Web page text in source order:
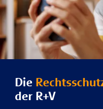
Die
der R+V